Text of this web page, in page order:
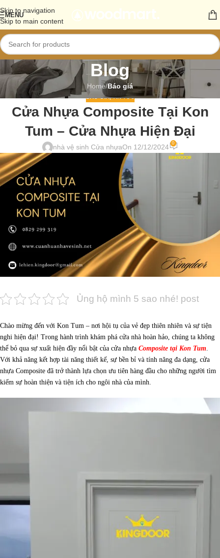
Skip to navigation
Skip to main content
MENU
Blog
Home/Báo giá
BÁO GIÁ,TIN TỨC
Cửa Nhựa Composite Tại Kon
Tum – Cửa Nhựa Hiện Đại
nhà vệ sinh Cửa nhựaOn 12/12/2024 0
Ủng hộ mình 5 sao nhé! post
Chào mừng đến với Kon Tum – nơi hội tụ của vẻ đẹp thiên nhiên và sự tiện
nghi hiện đại! Trong hành trình khám phá cửa nhà hoàn hảo, chúng ta không
thể bỏ qua sự xuất hiện đầy nổi bật của cửa nhựa Composite tại Kon Tum.
Với khả năng kết hợp tài năng thiết kế, sự bền bỉ và tính năng đa dạng, cửa
nhựa Composite đã trở thành lựa chọn ưu tiên hàng đầu cho những người tìm
kiếm sự hoàn thiện và tiện ích cho ngôi nhà của mình.